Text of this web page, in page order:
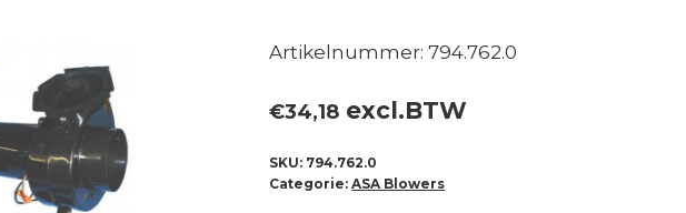
Artikelnummer: 794.762.0
€34,18 excl.BTW
SKU: 794.762.0
Categorie:ASA Blowers